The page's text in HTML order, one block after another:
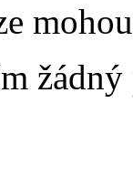
žádný